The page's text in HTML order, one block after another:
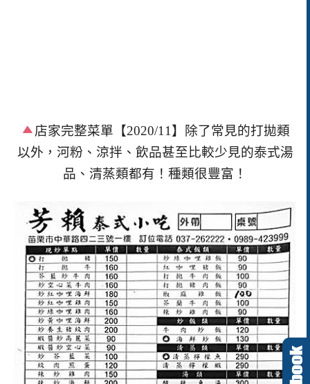
店家完整菜單【2020/11 】除了常見的打拋類
以外，河粉、涼拌、飲品甚至比較少見的泰式湯
品、清蒸類都有！種類很豐富！